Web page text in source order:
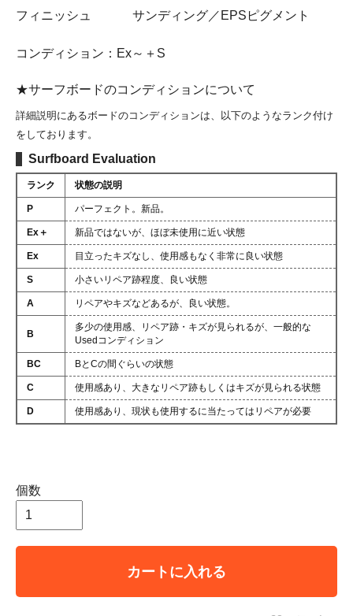
フィニッシュ サンディング／EPSピグメント
コンディション：Ex～＋S
★サーフボードのコンディションについて
詳細説明にあるボードのコンディションは、以下のようなランク付け
をしております。
Surfboard Evaluation
ランク 状態の説明
P パーフェクト。新品。
Ex＋ 新品ではないが、ほぼ未使用に近い状態
Ex 目立ったキズなし、使用感もなく非常に良い状態
S 小さいリペア跡程度、良い状態
A リペアやキズなどあるが、良い状態。
B
多少の使用感、リペア跡・キズが見られるが、一般的な
Usedコンディション
BC BとCの間ぐらいの状態
C 使用感あり、大きなリペア跡もしくはキズが見られる状態
D 使用感あり、現状も使用するに当たってはリペアが必要
個数
カートに入れる